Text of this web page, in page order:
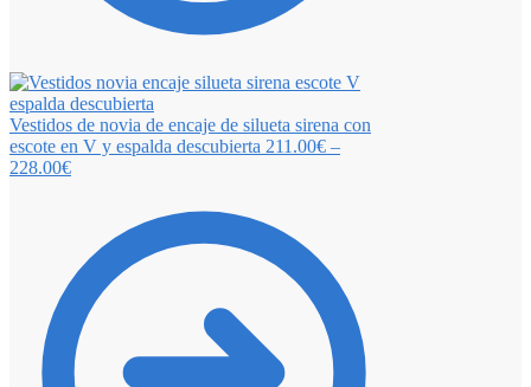
Vestidos de novia de encaje de silueta sirena con
escote en V y espalda descubierta 211.00€ –
228.00€